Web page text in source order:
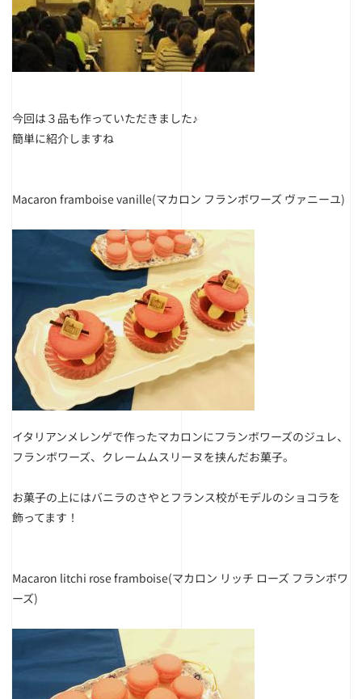
今回は３品も作っていただきました♪
簡単に紹介しますね
Macaron framboise vanille(マカロン フランボワーズ ヴァニーユ)
イタリアンメレンゲで作ったマカロンにフランボワーズのジュレ、
フランボワーズ、クレームムスリーヌを挟んだお菓子。
お菓子の上にはバニラのさやとフランス校がモデルのショコラを
飾ってます！
Macaron litchi rose framboise(マカロン リッチ ローズ フランボワ
ーズ)